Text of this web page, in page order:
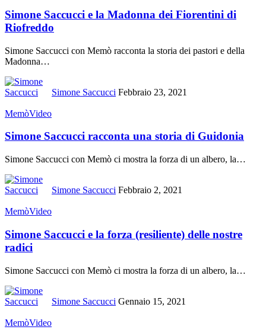
Simone Saccucci e la Madonna dei Fiorentini di
Riofreddo
Simone Saccucci con Memò racconta la storia dei pastori e della
Madonna…
Simone Saccucci Febbraio 23, 2021
MemòVideo
Simone Saccucci racconta una storia di Guidonia
Simone Saccucci con Memò ci mostra la forza di un albero, la…
Simone Saccucci Febbraio 2, 2021
MemòVideo
Simone Saccucci e la forza (resiliente) delle nostre
radici
Simone Saccucci con Memò ci mostra la forza di un albero, la…
Simone Saccucci Gennaio 15, 2021
MemòVideo